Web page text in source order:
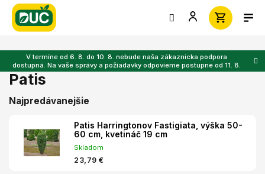
Prejsť
obsah
V termíne od 6. 8. do 10. 8. nebude naša zákaznícka podpora
dostupná. Na vaše správy a požiadavky odpovieme postupne od 11. 8.
Patis
Najpredávanejšie
Patis Harringtonov Fastigiata, výška 50-
60 cm, kvetináč 19 cm
Skladom
23,79 €